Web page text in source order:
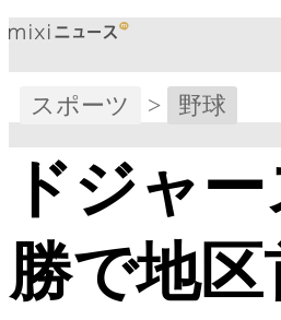
スポーツ > 野球
ドジャ
勝で地区